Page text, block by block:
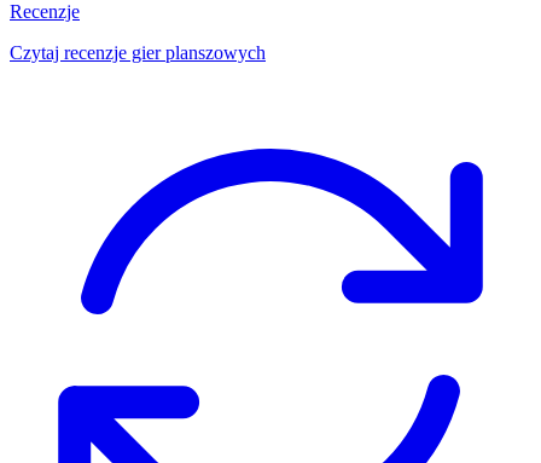
Recenzje
Czytaj recenzje gier planszowych